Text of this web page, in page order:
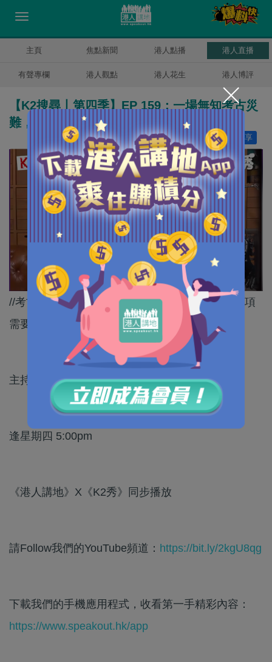
主頁 焦點新聞 港人點播 港人直播
有聲專欄 港人觀點 港人花生 港人博評
【K2搜尋丨第四季】EP 159：一場無知考古災
難，帶來屍骨無存的文物浩劫
分享
讚好 11
//考古發掘，不是獵奇，更不是彰顯權威，而是一項
需要敬畏、專業和耐心的事業。//
主持：屈穎妍
逢星期四 5:00pm
《港人講地》X《K2秀》同步播放
請Follow我們的YouTube頻道： https://bit.ly/2kgU8qg
下載我們的手機應用程式，收看第一手精彩內容：
https://www.speakout.hk/app